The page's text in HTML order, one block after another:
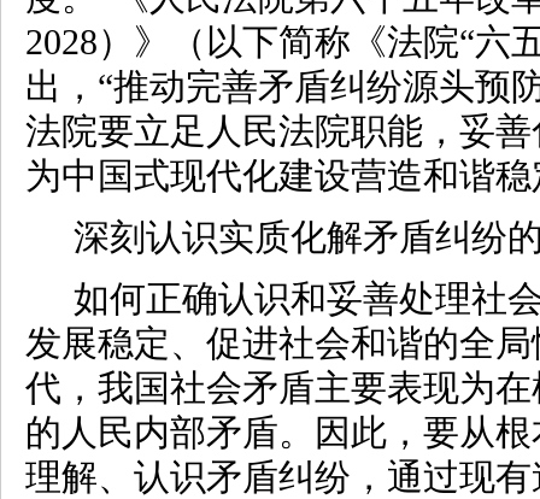
2028）》（以下简称《法院“六
出，“推动完善矛盾纠纷源头预
法院要立足人民法院职能，妥
为中国式现代化建设营造和谐
深刻认识实质化解矛盾纠纷
如何正确认识和妥善处理社
发展稳定、促进社会和谐的全
代，我国社会矛盾主要表现为
的人民内部矛盾。因此，要从
理解、认识矛盾纠纷，通过现